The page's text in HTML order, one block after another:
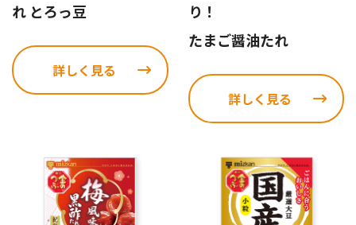
れ とろっ豆
詳しく見る
り！
たまご醤油たれ
詳しく見る